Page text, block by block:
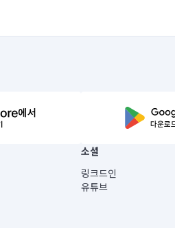
소셜
링크드인
유튜브